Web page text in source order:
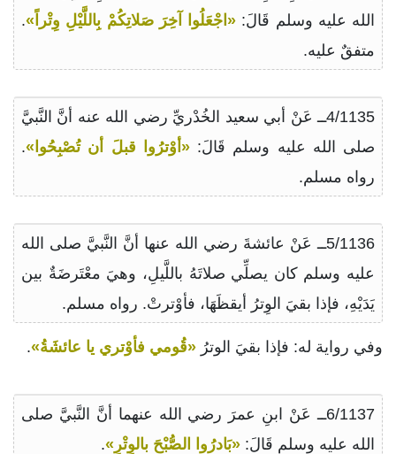
الله عليه وسلم قَالَ: «اجْعَلُوا آخِرَ صَلاتِكُمْ بِاللَّيْلِ وِتْراً».
متفقٌ عليه.
4/1135ــ عَنْ أبي سعيد الخُدْريِّ رضي الله عنه أنَّ النَّبيَّ
صلى الله عليه وسلم قَالَ:«أوْترُوا قبلَ أن تُصْبِحُوا».
رواه مسلم.
5/1136ــ عَنْ عائشةَ رضي الله عنها أنَّ النَّبيَّ صلى الله
عليه وسلم كان يصلِّي صلاتَهُ باللَّيلِ، وهيَ معْتَرضَةٌ بين
يَدَيْهِ، فإذا بقيَ الوِترُ أيقظَهَا، فأوْترتْ. رواه مسلم.
وفي رواية له: فإذا بقيَ الوترُ «قُومي فأوْتري يا عائشَةُ».
6/1137ــ عَنْ ابنِ عمرَ رضي الله عنهما أنَّ النَّبيَّ صلى
الله عليه وسلم قَالَ: «بَادرُوا الصُّبْحَ بالوِتْرِ».